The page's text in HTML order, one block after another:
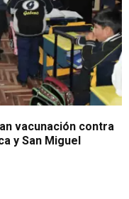
vacunación contra
y San Miguel